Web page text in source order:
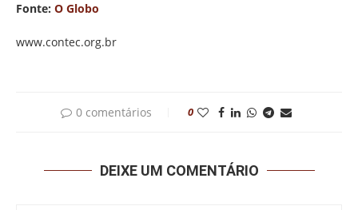
Fonte: O Globo
www.contec.org.br
0 comentários 0
DEIXE UM COMENTÁRIO